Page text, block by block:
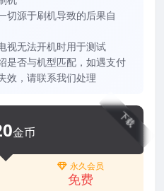
切源于刷机导致的后果自
视无法开机时用于测试
是否与机型匹配，如遇支付
效，请联系我们处理
下载
金币
永久会员
免费